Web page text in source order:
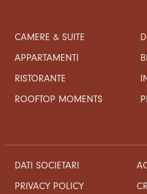
CAMERE & SUITE
APPARTAMENTI
RISTORANTE
ROOFTOP MOMENTS
DATI SOCIETARI
PRIVACY POLICY